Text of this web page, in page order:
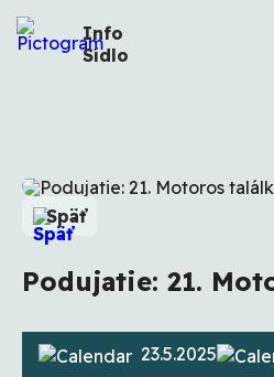
Info
Sídlo
Späť
Podujatie: 21.
23.5.2025